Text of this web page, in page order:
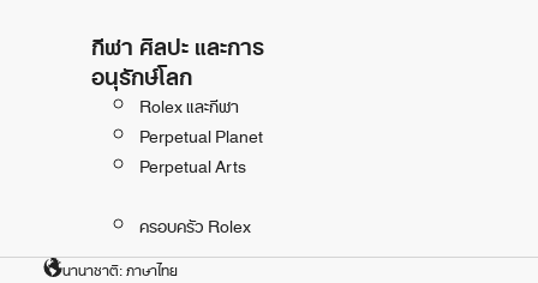
กีฬา ศิลปะ และการ
อนุรักษ์โลก
Rolex และกีฬา
Perpetual Planet
Perpetual Arts
ครอบครัว Rolex
นานาชาติ: ภาษาไทย